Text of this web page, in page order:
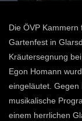
Die ÖVP
Gartenfest in
Kräutersegnung
Egon Homann
eingeläutet.
musikalische
einem herrlichen